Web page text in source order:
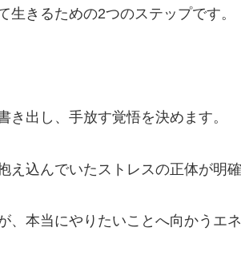
きるための2つのステップです。
出し、手放す覚悟を決めます。
込んでいたストレスの正体が明確
、本当にやりたいことへ向かうエ